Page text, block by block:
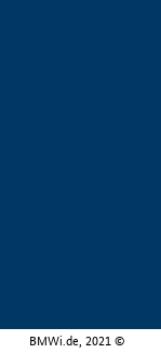
BMWi.de, 2021 ©